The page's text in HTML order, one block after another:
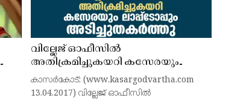
വില്ലേജ് ഓഫീസില്‍
അതിക്രമിച്ചുകയറി കസേരയും
ലാപ്ടോപ്പും അടിച്ചുതകര്‍ത്തു
കാസര്‍കോട്: (www.kasargodvartha.com
13.04.2017) വില്ലേജ് ഓഫീസില്‍